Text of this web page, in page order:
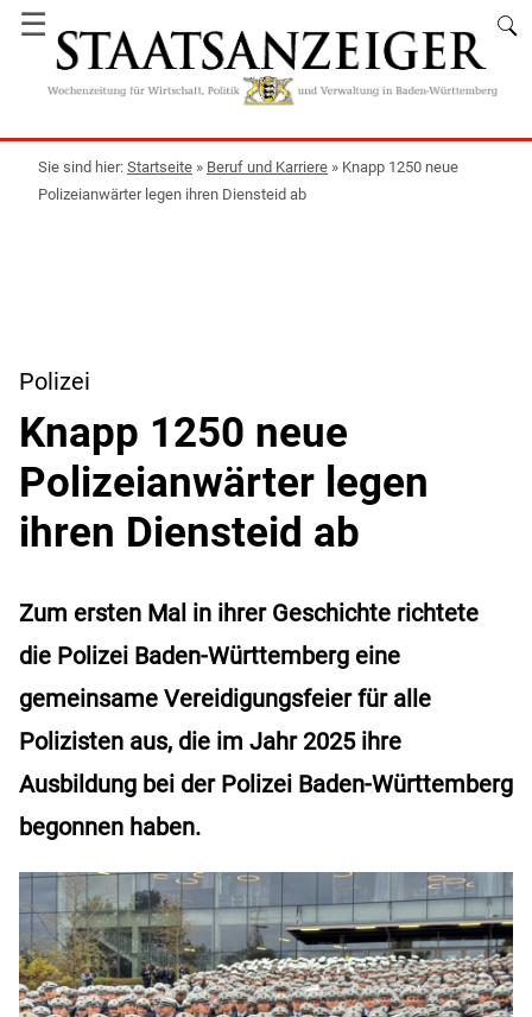
☰
Startseite » Beruf und Karriere » Knapp 1250 neue
Polizeianwärter legen ihren Diensteid ab
Polizei
Knapp 1250 neue
Polizeianwärter legen
ihren Diensteid ab
Zum ersten Mal in ihrer Geschichte richtete
die Polizei Baden-Württemberg eine
gemeinsame Vereidigungsfeier für alle
Polizisten aus, die im Jahr 2025 ihre
Ausbildung bei der Polizei Baden-Württemberg
begonnen haben.